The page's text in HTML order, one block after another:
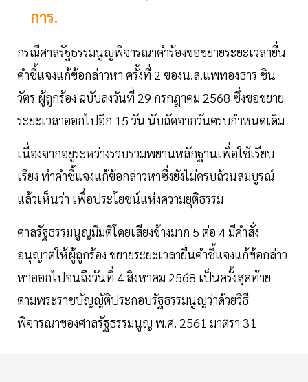
การ.
กรณีศาลรัฐธรรมนูญพิจารณาคําร้องขอขยายระยะเวลายื่น
คําชี้แจงแก้ข้อกล่าวหา ครั้งที่ 2 ของน.ส.แพทองธาร ชิน
วัตร ผู้ถูกร้อง ฉบับลงวันที่ 29 กรกฎาคม 2568 ซึ่งขอขยาย
ระยะเวลาออกไปอีก 15 วัน นับถัดจากวันครบกําหนดเดิม
เนื่องจากอยู่ระหว่างรวบรวมพยานหลักฐานเพื่อใช้เรียบ
เรียง ทําคําชี้แจงแก้ข้อกล่าวหาซึ่งยังไม่ครบถ้วนสมบูรณ์
แล้วเห็นว่า เพื่อประโยชน์แห่งความยุติธรรม
ศาลรัฐธรรมนูญมีมติโดยเสียงข้างมาก 5 ต่อ 4 มีคําสั่ง
อนุญาตให้ผู้ถูกร้อง ขยายระยะเวลายื่นคําชี้แจงแก้ข้อกล่าว
หาออกไปจนถึงวันที่ 4 สิงหาคม 2568 เป็นครั้งสุดท้าย
ตามพระราชบัญญัติประกอบรัฐธรรมนูญว่าด้วยวิธี
พิจารณาของศาลรัฐธรรมนูญ พ.ศ. 2561 มาตรา 31